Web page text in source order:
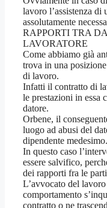
lavoro l’assistenza di
assolutamente
RAPPORTI TRA
LAVORATORE
Come abbiamo già
trova in una
di lavoro.
Infatti il contratto di
le prestazioni in essa
datore.
Orbene, il
luogo ad abusi del
dipendente medesimo.
In questo caso
essere salvifico,
dei rapporti fra le
L’avvocato del
comportamento
contratto o ne